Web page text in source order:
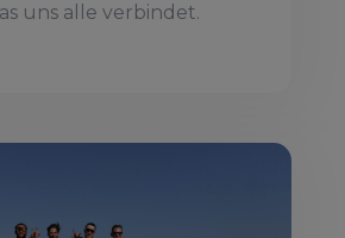
uns alle verbindet.